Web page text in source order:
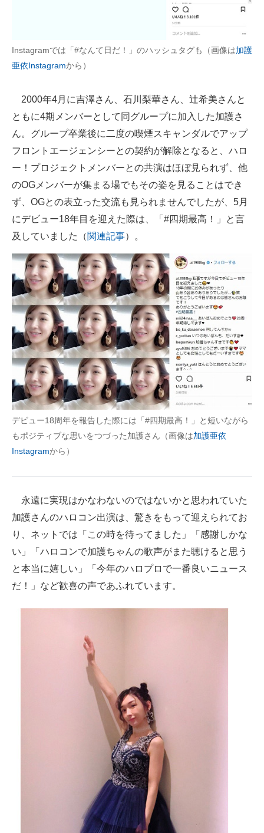
Instagramでは「#なんて日だ！」のハッシュタグも（画像は加護
亜依Instagramから）
2000年4月に吉澤さん、石川梨華さん、辻希美さんと
ともに4期メンバーとして同グループに加入した加護さ
ん。グループ卒業後に二度の喫煙スキャンダルでアップ
フロントエージェンシーとの契約が解除となると、ハロ
ー！プロジェクトメンバーとの共演はほぼ見られず、他
のOGメンバーが集まる場でもその姿を見ることはでき
ず、OGとの表立った交流も見られませんでしたが、5月
にデビュー18年目を迎えた際は、「#四期最高！」と言
及していました（関連記事）。
デビュー18周年を報告した際には「#四期最高！」と短いながら
もポジティブな思いをつづった加護さん（画像は加護亜依
Instagramから）
永遠に実現はかなわないのではないかと思われていた
加護さんのハロコン出演は、驚きをもって迎えられてお
り、ネットでは「この時を待ってました」「感謝しかな
い」「ハロコンで加護ちゃんの歌声がまた聴けると思う
と本当に嬉しい」「今年のハロプロで一番良いニュース
だ！」など歓喜の声であふれています。